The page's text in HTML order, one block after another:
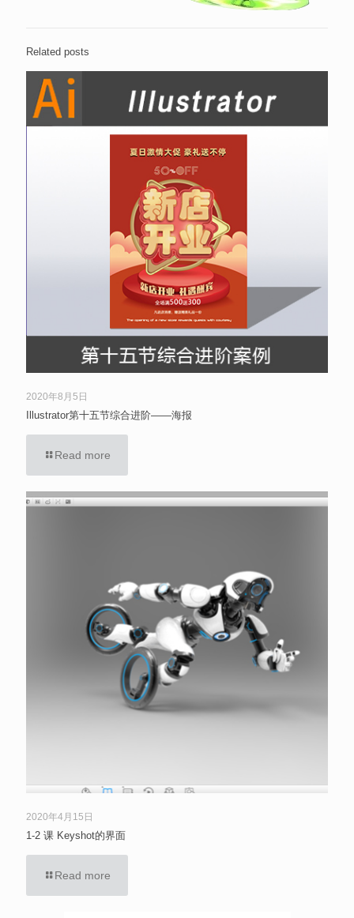
Related posts
2020年8月5日
Illustrator第十五节综合进阶——海报
Read more
2020年4月15日
1-2 课 Keyshot的界面
Read more